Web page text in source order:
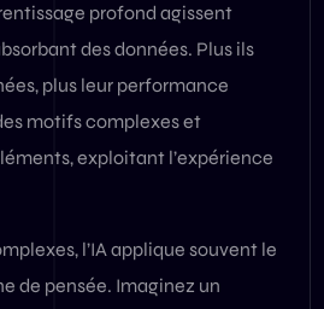
profond agissent
des données. Plus ils
plus leur performance
motifs complexes et
exploitant l’expérience
l’IA applique souvent le
de pensée. Imaginez un